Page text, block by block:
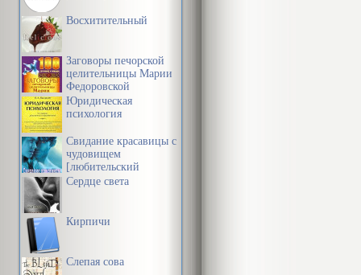
Восхитительный
Заговоры печорской
целительницы Марии
Федоровской
Юридическая
психология
Свидание красавицы с
чудовищем
[любительский
перевод]
Сердце света
Кирпичи
Слепая сова